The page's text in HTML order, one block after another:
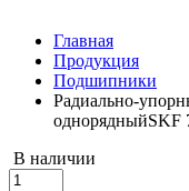
Главная
Продукция
Подшипники
Радиально-
однорядныйSKF
В наличии